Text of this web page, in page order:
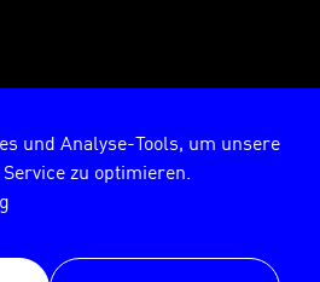
und Analyse-Tools, um unsere
zu optimieren.